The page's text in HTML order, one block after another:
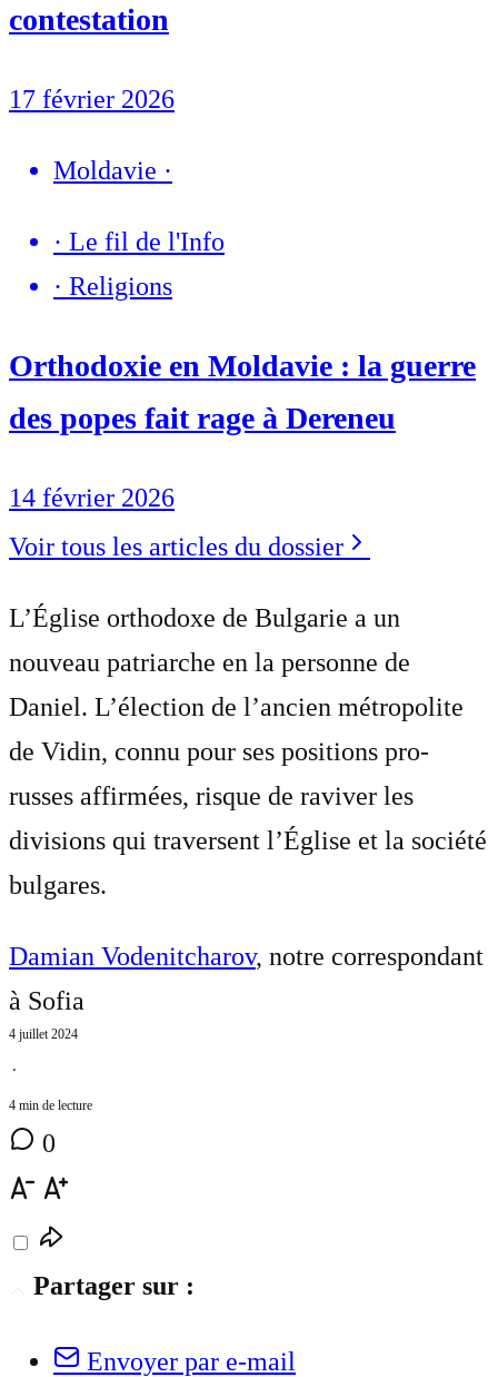
contestation
17 février 2026
Moldavie ·
· Le fil de l'Info
· Religions
Orthodoxie en Moldavie : la guerre
des popes fait rage à Dereneu
14 février 2026
Voir tous les articles du dossier
L’Église orthodoxe de Bulgarie a un
nouveau patriarche en la personne de
Daniel. L’élection de l’ancien métropolite
de Vidin, connu pour ses positions pro-
russes affirmées, risque de raviver les
divisions qui traversent l’Église et la société
bulgares.
Damian Vodenitcharov, notre correspondant
à Sofia
4 juillet 2024
⋅
4 min de lecture
0
Partager sur :
Envoyer par e-mail